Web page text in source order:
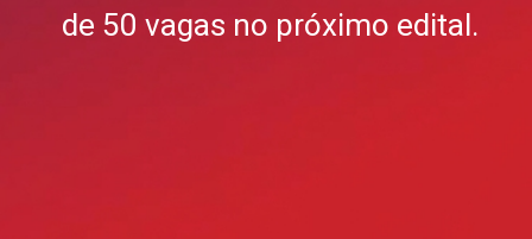
de 50 vagas no próximo edital.